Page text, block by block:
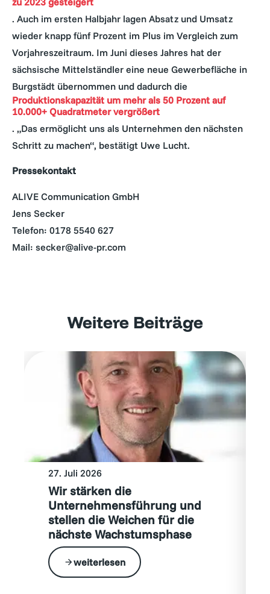
. Auch im ersten Halbjahr lagen Absatz und Umsatz
wieder knapp fünf Prozent im Plus im Vergleich zum
Vorjahreszeitraum. Im Juni dieses Jahres hat der
sächsische Mittelständler eine neue Gewerbefläche in
Burgstädt übernommen und dadurch die
Produktionskapazität um mehr als 50 Prozent auf
10.000+ Quadratmeter vergrößert
. „Das ermöglicht uns als Unternehmen den nächsten
Schritt zu machen“, bestätigt Uwe Lucht.
Pressekontakt
ALIVE Communication GmbH
Jens Secker
Telefon: 0178 5540 627
Mail: secker@alive-pr.com
Weitere Beiträge
27. Juli 2026
Wir stärken die
Unternehmensführung und
stellen die Weichen für die
nächste Wachstumsphase
weiterlesen